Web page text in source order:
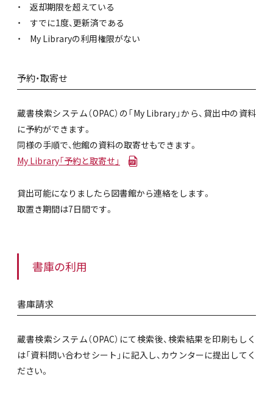
返却期限を超えている
すでに1度、更新済である
My Libraryの利用権限がない
予約・取寄せ
蔵書検索システム（OPAC）の「My Library」から、貸出中の資料
に予約ができます。
同様の手順で、他館の資料の取寄せもできます。
My Library「予約と取寄せ」
貸出可能になりましたら図書館から連絡をします。
取置き期間は7日間です。
書庫の利用
書庫請求
蔵書検索システム（OPAC）にて検索後、検索結果を印刷もしく
は「資料問い合わせシート」に記入し、カウンターに提出してく
ださい。